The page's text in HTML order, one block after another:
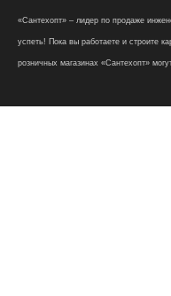
«Сантехопт» – лидер по продаже
успеть! Пока вы работаете и строите
розничных магазинах «Сантехопт»